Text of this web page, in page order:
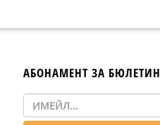
АБОНАМЕНТ ЗА БЮЛЕТИН